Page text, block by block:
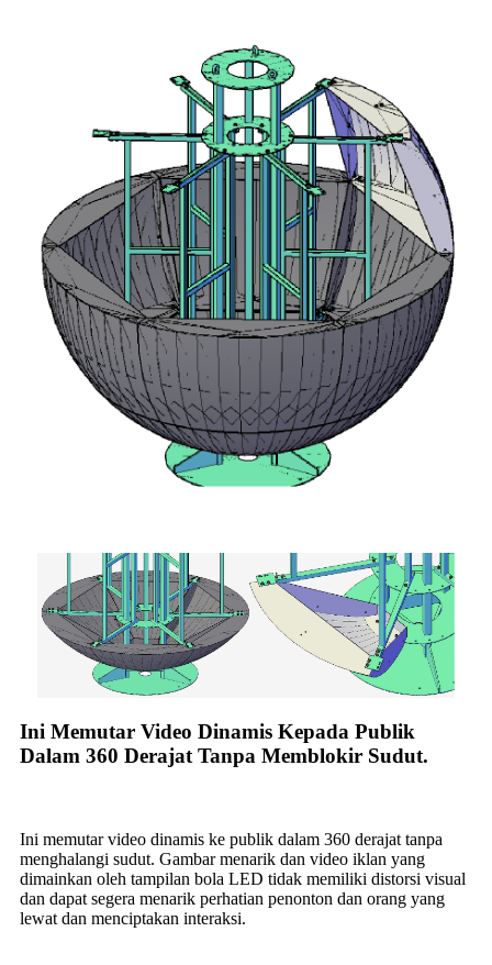
Ini Memutar Video Dinamis Kepada Publik
Dalam 360 Derajat Tanpa Memblokir Sudut.
Ini memutar video dinamis ke publik dalam 360 derajat tanpa
menghalangi sudut. Gambar menarik dan video iklan yang
dimainkan oleh tampilan bola LED tidak memiliki distorsi visual
dan dapat segera menarik perhatian penonton dan orang yang
lewat dan menciptakan interaksi.